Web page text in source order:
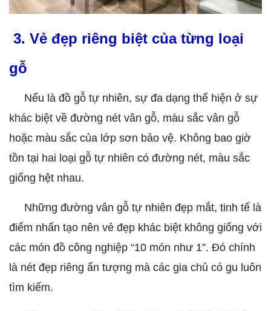
3. Vẻ đẹp riêng biệt của từng loại
gỗ
Nếu là đồ gỗ tự nhiên, sự đa dạng thể hiện ở sự
khác biệt về đường nét vân gỗ, màu sắc vân gỗ
hoặc màu sắc của lớp sơn bảo vệ. Không bao giờ
tồn tại hai loại gỗ tự nhiên có đường nét, màu sắc
giống hệt nhau.
Những đường vân gỗ tự nhiên đẹp mắt, tinh tế là
điểm nhấn tạo nên vẻ đẹp khác biệt không giống với
các món đồ công nghiệp “10 món như 1”. Đó chính
là nét đẹp riêng ấn tượng mà các gia chủ có gu luôn
tìm kiếm.